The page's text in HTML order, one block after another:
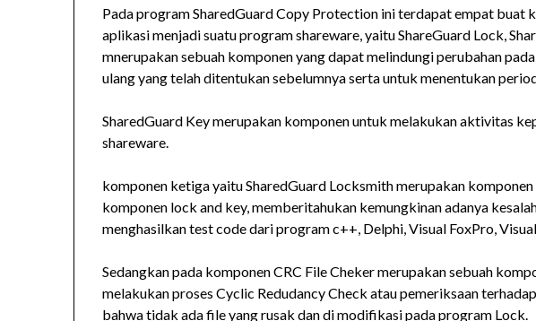
Pada program SharedGuard Copy Protection ini terdapat empat buat
aplikasi menjadi suatu program shareware, yaitu ShareGuard Lock,
mnerupakan sebuah komponen yang dapat melindungi perubahan
ulang yang telah ditentukan sebelumnya serta untuk menentukan
SharedGuard Key merupakan komponen untuk melakukan aktivitas
shareware.
komponen ketiga yaitu SharedGuard Locksmith merupakan
komponen lock and key, memberitahukan kemungkinan adanya
menghasilkan test code dari program c++, Delphi, Visual FoxPro,
Sedangkan pada komponen CRC File Cheker merupakan sebuah
melakukan proses Cyclic Redudancy Check atau pemeriksaan
bahwa tidak ada file yang rusak dan di modifikasi pada program Lock.